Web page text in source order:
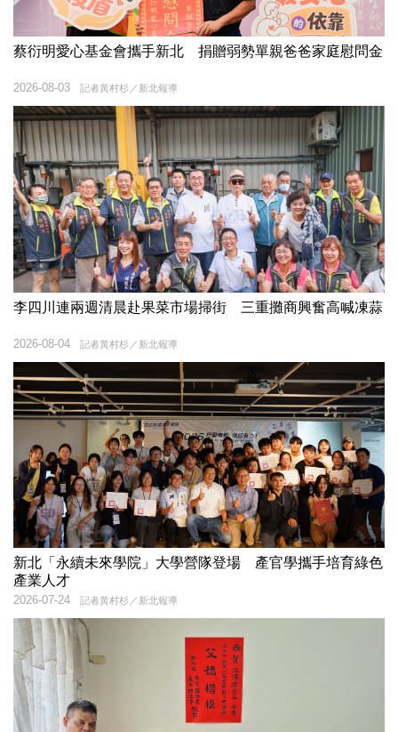
蔡衍明愛心基金會攜手新北 捐贈弱勢單親爸爸家庭慰問金
記者黃村杉／新北報導
2026-08-03
李四川連兩週清晨赴果菜市場掃街 三重攤商興奮高喊凍蒜
記者黃村杉／新北報導
2026-08-04
新北「永續未來學院」大學營隊登場 產官學攜手培育綠色
產業人才
記者黃村杉／新北報導
2026-07-24